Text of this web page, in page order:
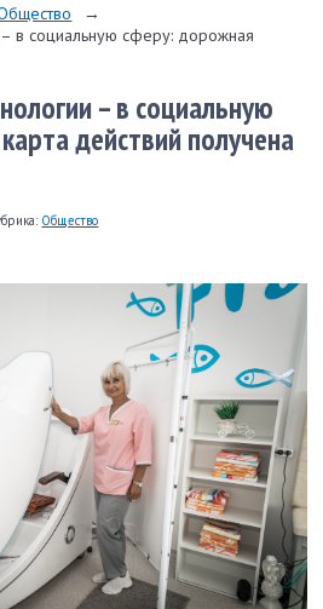
→
в социальную сферу: дорожная
– в социальную
действий получена
Общество